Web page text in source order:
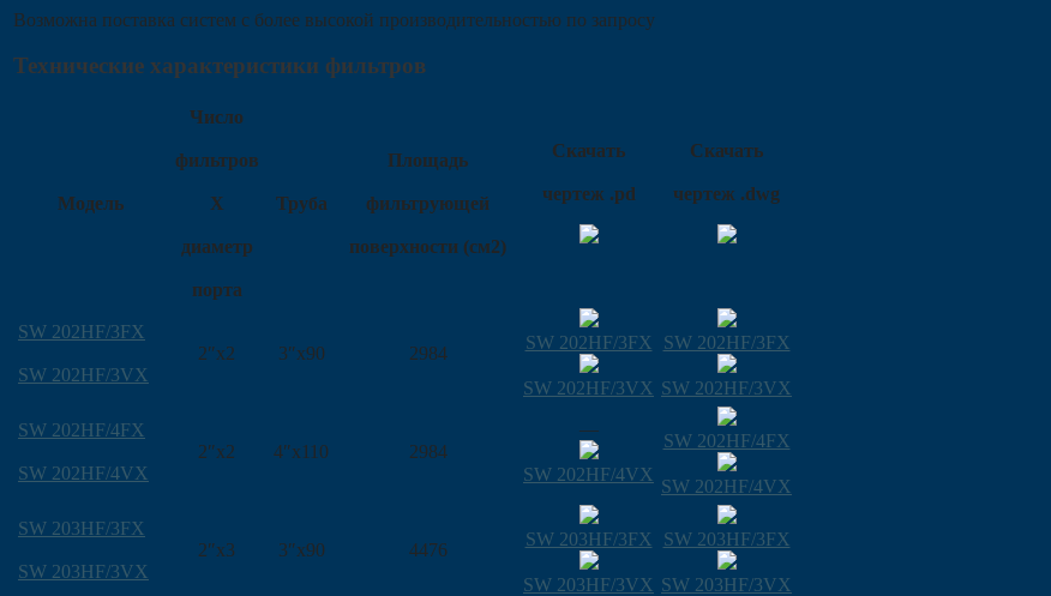
Возможна поставка систем с более высокой производительностью по запросу
Технические характеристики фильтров
Модель
Число
фильтров
X
диаметр
порта
Труба
Площадь
фильтрующей
поверхности (см2)
Скачать
чертеж .pd
Скачать
чертеж .dwg
SW 202HF/3FX
SW 202HF/3VX
2″x2 3″x90 2984
SW 202HF/3FX
SW 202HF/3VX
SW 202HF/3FX
SW 202HF/3VX
SW 202HF/4FX
SW 202HF/4VX
2″x2 4″x110 2984
—
SW 202HF/4VX
SW 202HF/4FX
SW 202HF/4VX
SW 203HF/3FX
SW 203HF/3VX
2″x3 3″x90 4476
SW 203HF/3FX
SW 203HF/3VX
SW 203HF/3FX
SW 203HF/3VX